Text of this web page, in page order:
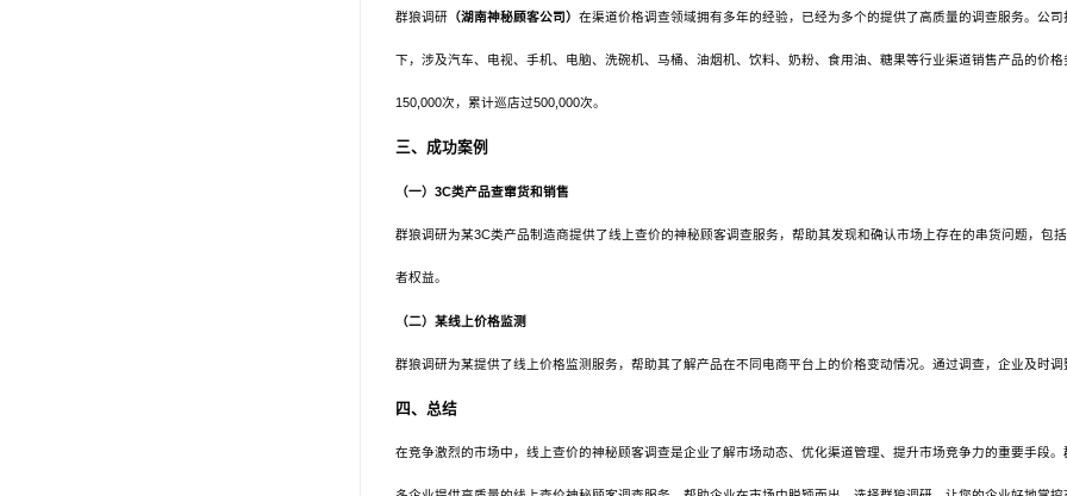
群狼调研 （湖南神秘顾客公司） 在渠道价格调查领域拥有多年的经验，已经为多个的提供了高质量的调查服务。公
下，涉及汽车、电视、手机、电脑、洗碗机、马桶、油烟机、饮料、奶粉、食用油、糖果等行业渠道销售产品的价
150,000次，累计巡店过500,000次。
三、成功案例
（一） 3C类产品查窜货和销售
群狼调研为某3C类产品制造商提供了线上查价的神秘顾客调查服务，帮助其发现和确认市场上存在的串货问题，包
者权益。
（二）某线上价格监测
群狼调研为某提供了线上价格监测服务，帮助其了解产品在不同电商平台上的价格变动情况。通过调查，企业及时调
四、总结
在竞争激烈的市场中，线上查价的神秘顾客调查是企业了解市场动态、优化渠道管理、提升市场竞争力的重要手段。